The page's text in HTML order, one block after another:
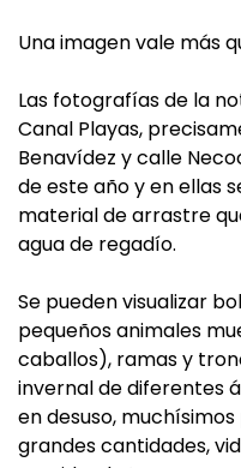
Una imagen vale más
Las fotografías de la
Canal Playas,
Benavídez y calle
de este año y en ellas
material de arrastre
agua de regadío.
Se pueden visualizar
pequeños animales
caballos), ramas y
invernal de diferentes
en desuso,
grandes cantidades,